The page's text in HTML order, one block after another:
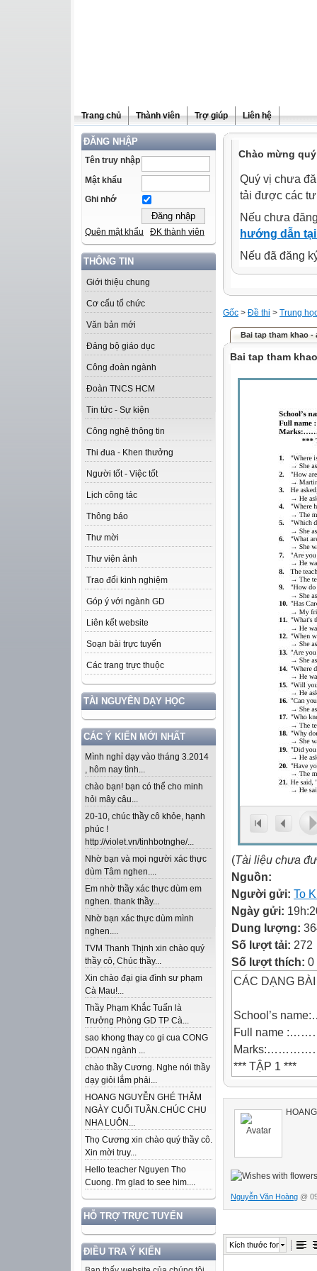
Trang chủ Thành viên Trợ giúp Liên hệ
ĐĂNG NHẬP
Tên truy nhập
Mật khẩu
Ghi nhớ
Quên mật khẩu ĐK thành viên
THÔNG TIN
Giới thiệu chung
Cơ cấu tổ chức
Văn bản mới
Đảng bộ giáo dục
Công đoàn ngành
Đoàn TNCS HCM
Tin tức - Sự kiện
Công nghệ thông tin
Thi đua - Khen thưởng
Người tốt - Việc tốt
Lịch công tác
Thông báo
Thư mời
Thư viện ảnh
Trao đổi kinh nghiệm
Góp ý với ngành GD
Liên kết website
Soạn bài trực tuyến
Các trang trực thuộc
TÀI NGUYÊN DẠY HỌC
CÁC Ý KIẾN MỚI NHẤT
Mình nghỉ dạy vào tháng 3.2014
, hôm nay tình...
chào bạn! bạn có thể cho minh
hỏi mây câu...
20-10, chúc thầy cô khỏe, hạnh
phúc !
http://violet.vn/tinhbotnghe/...
Nhờ bạn và mọi người xác thực
dùm Tâm nghen....
Em nhờ thầy xác thực dùm em
nghen. thank thầy...
Nhờ bạn xác thực dùm mình
nghen....
TVM Thanh Thịnh xin chào quý
thầy cô, Chúc thầy...
Xin chào đại gia đình sư phạm
Cà Mau!...
Thầy Phạm Khắc Tuấn là
Trưởng Phòng GD TP Cà...
sao khong thay co gi cua CONG
DOAN ngành ...
chào thầy Cương. Nghe nói thầy
dạy giỏi lắm phải...
HOANG NGUYỄN GHÉ THĂM
NGÀY CUỐI TUẦN.CHÚC CHU
NHA LUÔN...
Thọ Cương xin chào quý thầy cô.
Xin mời truy...
Hello teacher Nguyen Tho
Cuong. I'm glad to see him....
HỖ TRỢ TRỰC TUYẾN
ĐIỀU TRA Ý KIẾN
Chào mừng
Quý vị chưa
tải được các
Nếu chưa
hướng dẫn
Nếu đã đăng
Gốc > Đề thi > Trung
Bai tap tham khao -
Bai tap tham
(Tài liệu chưa
Nguồn:
Người gửi: To
Ngày gửi:
Dung lượng:
Số lượt tải: 272
Số lượt thích: 0
CÁC DẠNG
School’s
Full name
*** TẬP 1 ***
"Where is my
"How are
He asked, "Do
asked her
"Which dress
her boyfriend 
"Are you going
The teacher
Nguyễn Văn Hoàng @
Kích thước font